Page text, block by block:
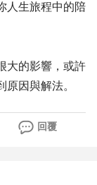
人生旅程中的陪
大的影響，或許
因與解法。
回覆